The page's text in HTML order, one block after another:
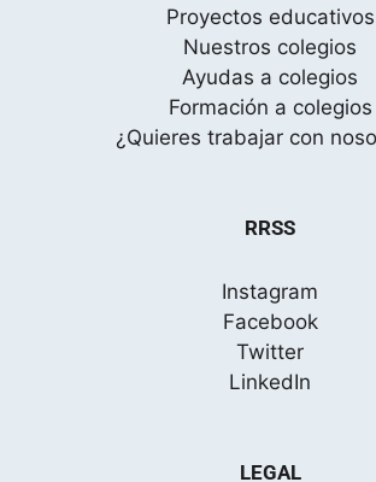
Proyectos educativos
Nuestros colegios
Ayudas a colegios
Formación a colegios
¿Quieres trabajar con
RRSS
Instagram
Facebook
Twitter
LinkedIn
LEGAL